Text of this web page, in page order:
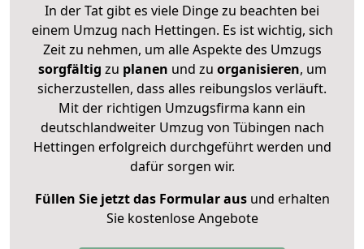
In der Tat gibt es viele Dinge zu beachten bei
einem Umzug nach Hettingen. Es ist wichtig, sich
Zeit zu nehmen, um alle Aspekte des Umzugs
sorgfältig zu planen und zu organisieren, um
sicherzustellen, dass alles reibungslos verläuft.
Mit der richtigen Umzugsfirma kann ein
deutschlandweiter Umzug von Tübingen nach
Hettingen erfolgreich durchgeführt werden und
dafür sorgen wir.
Füllen Sie jetzt das Formular ausund erhalten
Sie kostenlose Angebote